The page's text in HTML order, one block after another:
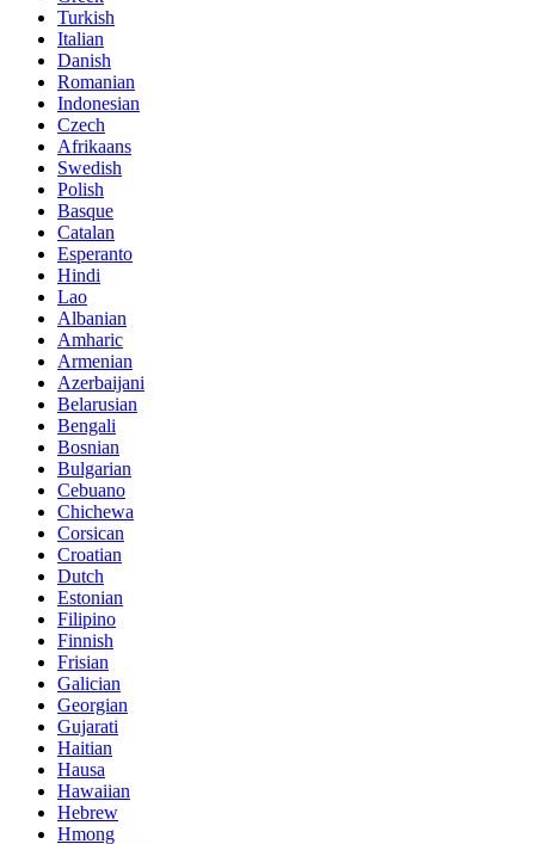
Turkish
Italian
Danish
Romanian
Indonesian
Czech
Afrikaans
Swedish
Polish
Basque
Catalan
Esperanto
Hindi
Lao
Albanian
Amharic
Armenian
Azerbaijani
Belarusian
Bengali
Bosnian
Bulgarian
Cebuano
Chichewa
Corsican
Croatian
Dutch
Estonian
Filipino
Finnish
Frisian
Galician
Georgian
Gujarati
Haitian
Hausa
Hawaiian
Hebrew
Hmong